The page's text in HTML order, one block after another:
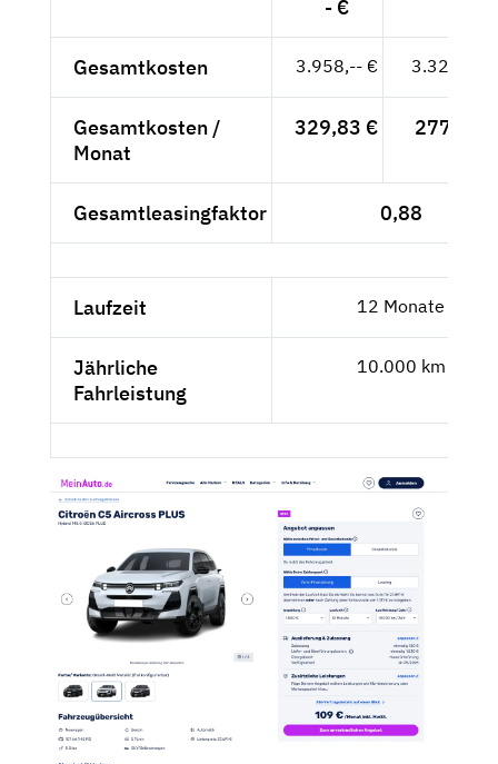
- €
Gesamtkosten 3.958,-- € 3.326,05
Gesamtkosten /
Monat
329,83 € 277,17 €
Gesamtleasingfaktor 0,88
Laufzeit 12 Monate
Jährliche
Fahrleistung
10.000 km